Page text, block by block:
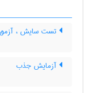
تست سایش ،
آزمایش جذب